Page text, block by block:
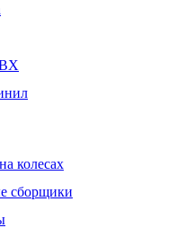
колесах
сборщики